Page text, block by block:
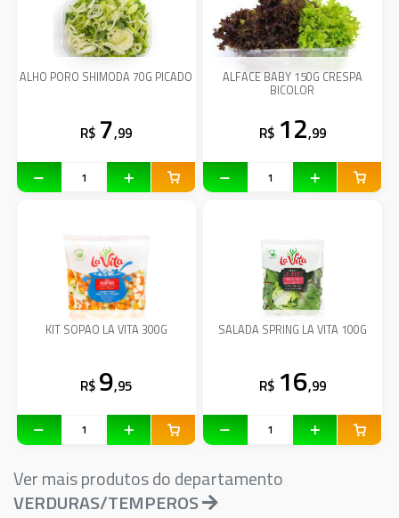
ALHO PORO SHIMODA 70G PICADO
R$ 7,99
ALFACE BABY 150G CRESPA
BICOLOR
R$ 12,99
KIT SOPAO LA VITA 300G
R$ 9,95
SALADA SPRING LA VITA 100G
R$ 16,99
Ver mais produtos do departamento
VERDURAS/TEMPEROS